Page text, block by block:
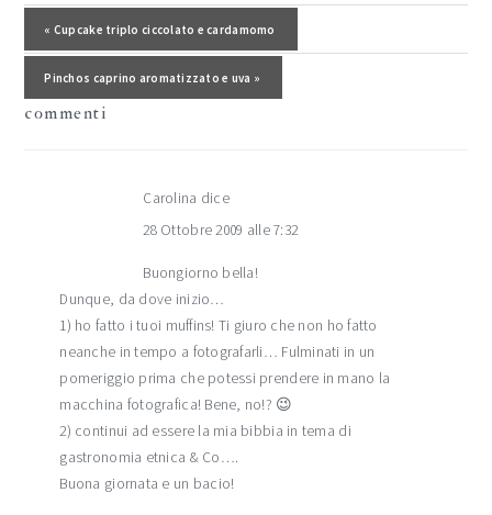
Post precedente:
« Cupcake triplo ciccolato e cardamomo
Post successivo:
Pinchos caprino aromatizzato e uva »
del
lettore
commenti
Carolina dice
28 Ottobre 2009 alle 7:32
Buongiorno bella!
Dunque, da dove inizio…
1) ho fatto i tuoi muffins! Ti giuro che non ho fatto
neanche in tempo a fotografarli… Fulminati in un
pomeriggio prima che potessi prendere in mano la
macchina fotografica! Bene, no!? 😉
2) continui ad essere la mia bibbia in tema di
gastronomia etnica & Co….
Buona giornata e un bacio!